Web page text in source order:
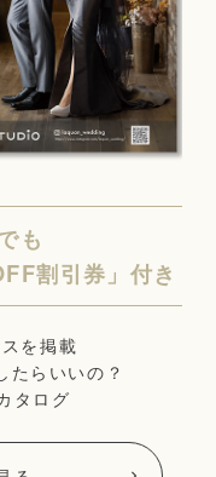
も
割引券」付き
を掲載
たらいいの？
タログ